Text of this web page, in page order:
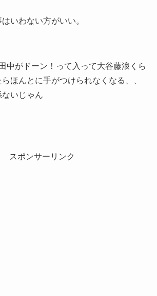
いわない方がいい。
中がドーン！って入って大谷藤浪くら
ほんとに手がつけられなくなる、、
いじゃん
スポンサーリンク